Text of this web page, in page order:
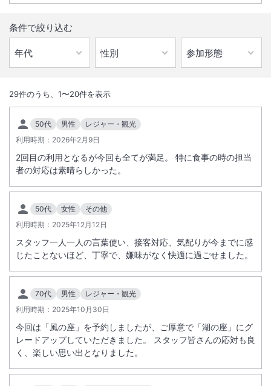
全室に露天風呂をしつらえ、全室が各々違ったたたずまいの部屋で構成
され、ゆったり感とくつろぎ感を体感していただます。
INチェックイン
14:00/ OUT チェックアウト
11:00
温泉
施設からのお知らせ
■鄙の座は、小学生以下のお子様は宿泊できません。
■入湯税について
・大人1名1泊につき300円
条件で絞り込む
29件のうち、 1〜20件を表示
50代 男性
レジャー・観光
利用時期： 2026年2月9日
2回目の利用となるが今回も全てが満足。 特に食事の時の担当
者の対応は素晴らしかった。
50代 女性
その他
利用時期： 2025年12月12日
スタッフ一人一人の言葉使い、接客対応、気配りが今までに感
じたことないほど、丁寧で、嫌味がなく快適に過ごせました。
70代 男性
レジャー・観光
利用時期： 2025年10月30日
今回は「風の座」を予約しましたが、ご厚意で「湖の座」にグ
レードアップしていただきました。 スタッフ皆さんの応対も良
く、楽しい思い出となりました。